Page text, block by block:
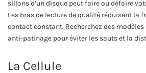
sillons d’un disque peut faire ou défaire
Les bras de lecture de qualité réduisent la
contact constant. Recherchez des
anti-patinage pour éviter les sauts et la
La Cellule